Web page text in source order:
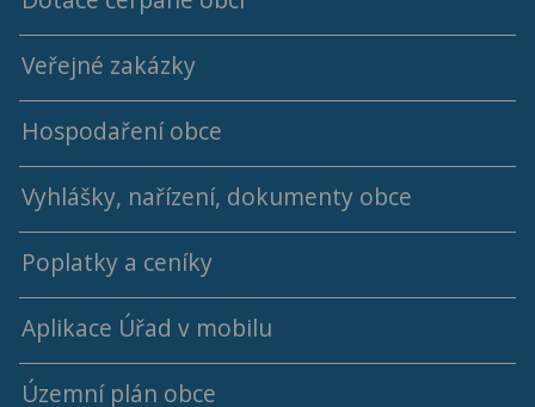
Jednací řád ZO
Výbory
2018 - 2022
2014 - 2018
Veřejné zakázky
Hospodaření obce
Střednědobý výhled rozpočtu
Rok 2026
Rok 2025
Rok 2024
Vyhlášky, nařízení, dokumenty obce
Poplatky a ceníky
Aplikace Úřad v mobilu
Územní plán obce